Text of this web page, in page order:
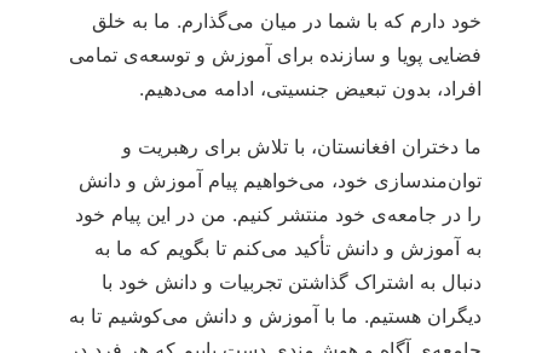
خود دارم که با شما در میان می‌گذارم. ما به خلق
فضایی پویا و سازنده برای آموزش و توسعه‌ی تمامی
‌افراد، بدون تبعیض جنسیتی، ادامه می‌دهیم.
ما دختران افغانستان، با تلاش برای رهبریت و
توان‌مندسازی خود، می‌خواهیم پیام آموزش و دانش
را در جامعه‌ی خود منتشر کنیم. من در این پیام خود
به آموزش و دانش تأکید می‌کنم تا بگویم که ما به
دنبال به اشتراک گذاشتن تجربیات و دانش خود با
دیگران هستیم. ما با آموزش و دانش می‌کوشیم تا به